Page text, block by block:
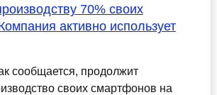
70% своих
активно использует
сообщается, продолжит
своих смартфонов на